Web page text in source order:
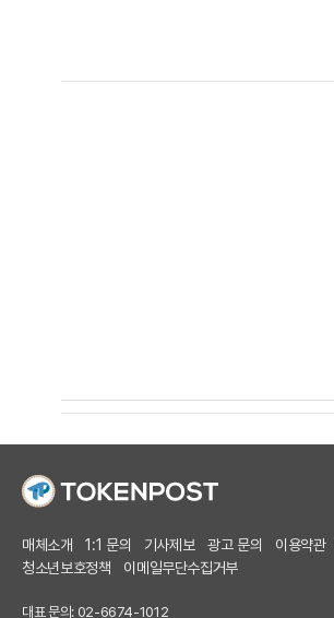
매체소개 1:1 문의 기사제보 광고 문의 이용약관
청소년보호정책
이메일무단수집거부
대표 문의: 02-6674-1012